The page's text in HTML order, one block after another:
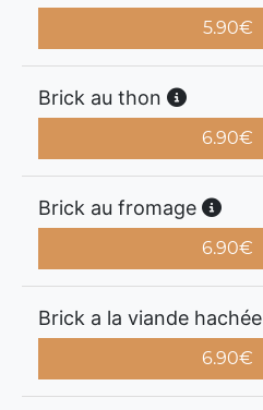
5.90€
Brick au thon
6.90€
Brick au fromage
6.90€
Brick a la viande hachée
6.90€